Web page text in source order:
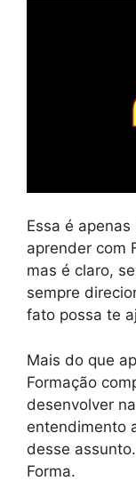
Essa é
aprender com
mas é claro,
sempre
fato possa te
Mais do que
Formação
desenvolver
entendimento
desse
Forma.